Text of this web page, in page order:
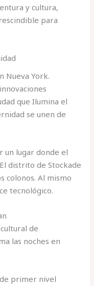
y cultura,
para
Nueva York.
que Ilumina el
se unen de
un lugar donde el
distrito de Stockade
colonos. Al mismo
tecnológico.
de
las noches en
primer nivel